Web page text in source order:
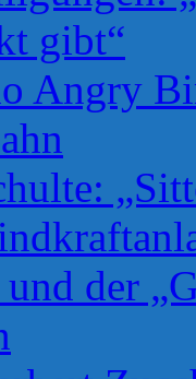
gibt“
Angry
der